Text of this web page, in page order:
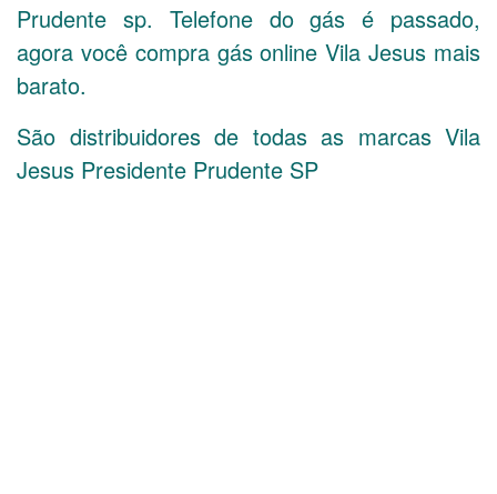
Prudente sp. Telefone do gás é passado,
agora você compra gás online Vila Jesus mais
barato.
São distribuidores de todas as marcas Vila
Jesus Presidente Prudente SP